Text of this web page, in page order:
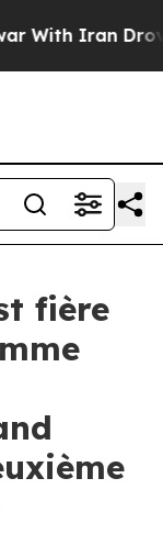
Iran Drove
fière